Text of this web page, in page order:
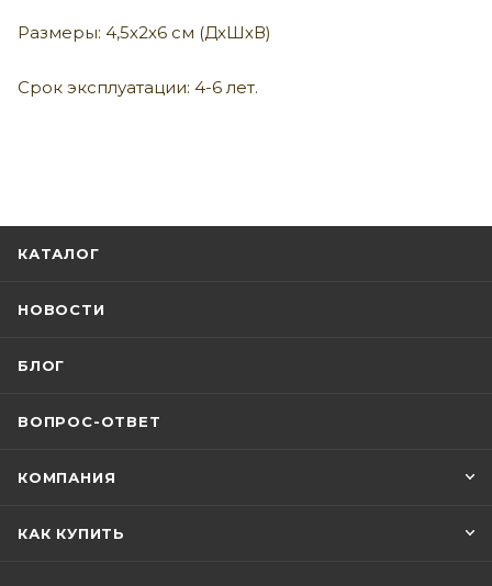
Размеры: 4,5х2х6 см (ДхШхВ)
Срок эксплуатации: 4-6 лет.
КАТАЛОГ
НОВОСТИ
БЛОГ
ВОПРОС-ОТВЕТ
КОМПАНИЯ
КАК КУПИТЬ